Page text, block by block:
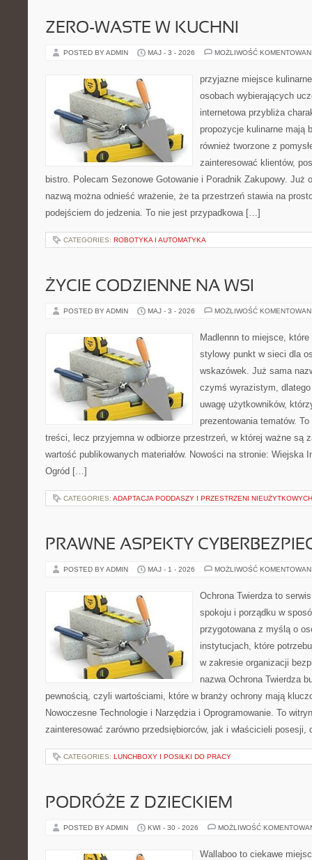
ZERO-WASTE W KUCHNI
POSTED BY ADMIN MAJ - 3 - 2026 MOŻLIWOŚĆ
przyjazne miejsce
osobach wybierających
internetowa przybliża
propozycje kulinarne mają
również tworzone z
zainteresować klientów,
bistro. Polecam Sezonowe Gotowanie i Poradnik Zakupowy. Już
nazwą można odnieść wrażenie, że ta przestrzeń stawia na
podejściem do jedzenia. To nie jest przypadkowa […]
CATEGORIES: ROBOTYKA I AUTOMATYKA
ŻYCIE CODZIENNE NA WSI
POSTED BY ADMIN MAJ - 3 - 2026 MOŻLIWOŚĆ
Madlennn to miejsce,
stylowy punkt w sieci dla
wskazówek. Już sama
czymś wyrazistym,
uwagę użytkowników,
prezentowania tematów.
treści, lecz przyjemna w odbiorze przestrzeń, w której ważne są
wartość publikowanych materiałów. Nowości na stronie: Wiejska
Ogród […]
CATEGORIES: ADAPTACJA PODDASZY I PRZESTRZENI NIEUŻYTKOWYCH
PRAWNE ASPEKTY
POSTED BY ADMIN MAJ - 1 - 2026 MOŻLIWOŚĆ
Ochrona Twierdza to
spokoju i porządku w
przygotowana z myślą o
instytucjach, które
w zakresie organizacji
nazwa Ochrona Twierdza
pewnością, czyli wartościami, które w branży ochrony mają
Nowoczesne Technologie i Narzędzia i Oprogramowanie. To
zainteresować zarówno przedsiębiorców, jak i właścicieli
CATEGORIES: LUNCHBOXY I POSIŁKI DO PRACY
PODRÓŻE Z DZIECKIEM
POSTED BY ADMIN KWI - 30 - 2026 MOŻLIWOŚĆ
Wallaboo to ciekawe